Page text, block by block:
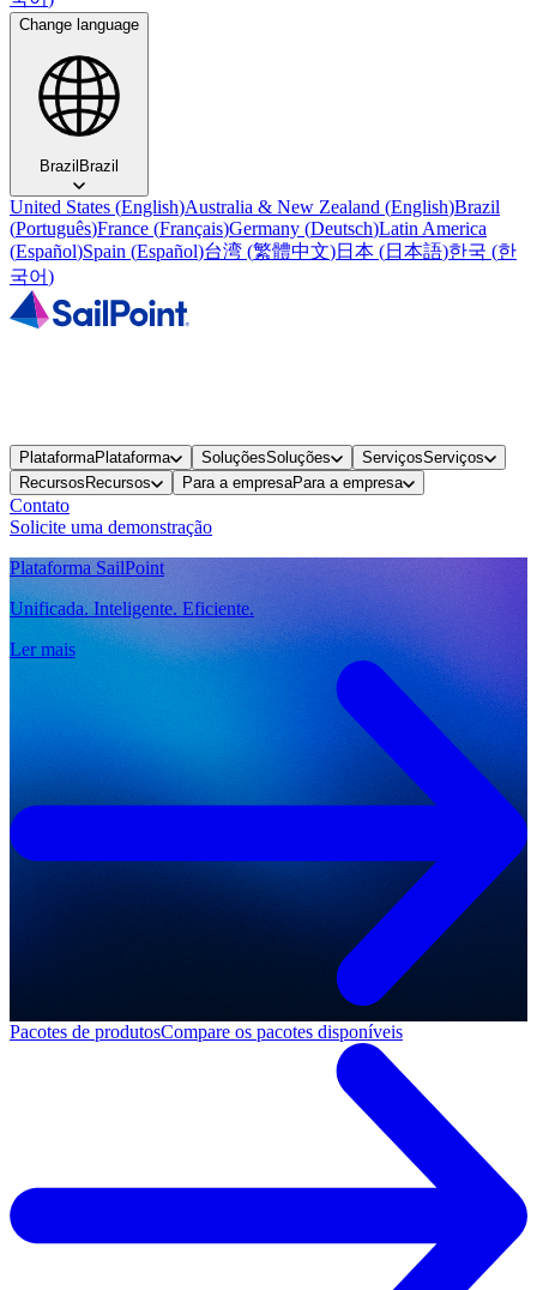
Change language
BrazilBrazil
United States (English)Australia & New Zealand (English)Brazil
(Português)France (Français)Germany (Deutsch)Latin America
(Español)Spain (Español)台湾 (繁體中文)日本 (日本語)한국 (한
국어)
PlataformaPlataforma SoluçõesSoluções ServiçosServiços
Recursos Recursos Para a empresaPara a empresa
Contato
Solicite uma demonstração
Plataforma SailPoint
Unificada. Inteligente. Eficiente.
Ler mais
Pacotes de produtosCompare os pacotes disponíveis